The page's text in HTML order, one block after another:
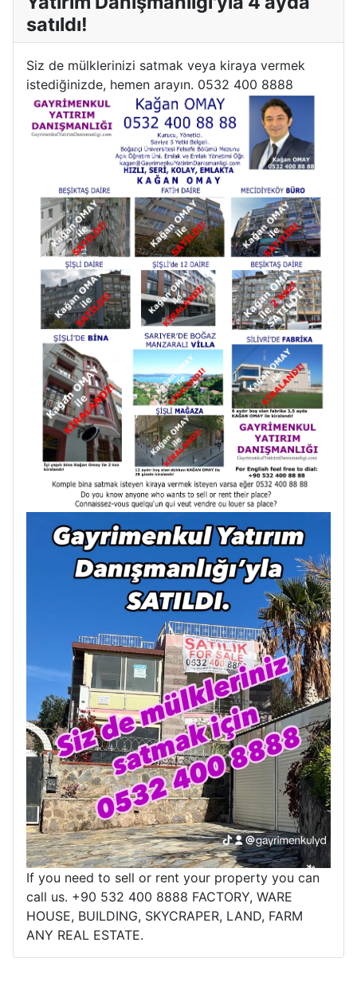
satıldı!
Siz de mülklerinizi satmak veya kiraya vermek
istediğinizde, hemen arayın. 0532 400 8888
If you need to sell or rent your property you can
call us. +90 532 400 8888 FACTORY, WARE
HOUSE, BUILDING, SKYCRAPER, LAND, FARM
ANY REAL ESTATE.